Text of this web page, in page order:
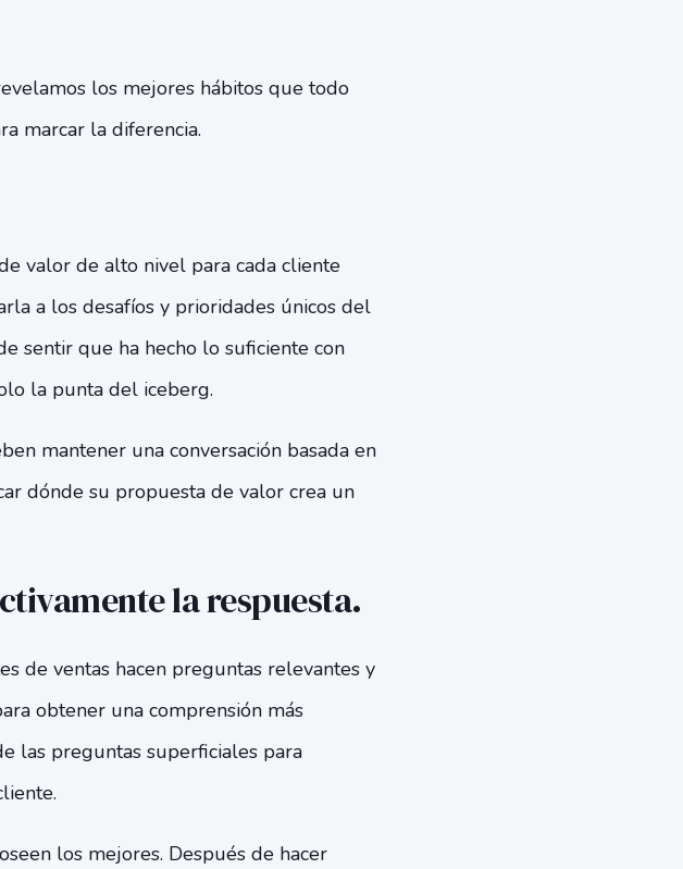
los mejores hábitos que todo
marcar la diferencia.
valor de alto nivel para cada cliente
a los desafíos y prioridades únicos del
sentir que ha hecho lo suficiente con
la punta del iceberg.
mantener una conversación basada en
dónde su propuesta de valor crea un
la respuesta.
de ventas hacen preguntas relevantes y
obtener una comprensión más
las preguntas superficiales para
los mejores. Después de hacer